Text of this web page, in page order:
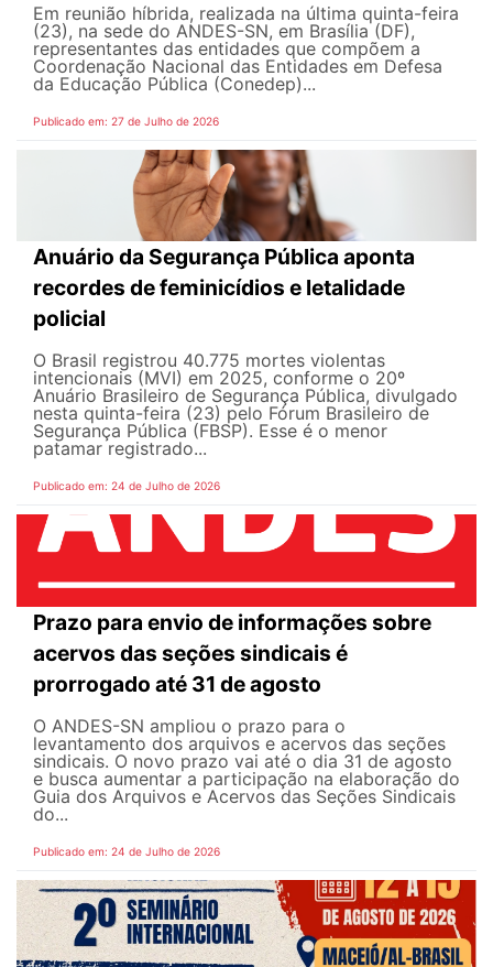
Em reunião híbrida, realizada na última quinta-feira
(23), na sede do ANDES-SN, em Brasília (DF),
representantes das entidades que compõem a
Coordenação Nacional das Entidades em Defesa
da Educação Pública (Conedep)...
Publicado em: 27 de Julho de 2026
Anuário da Segurança Pública aponta
recordes de feminicídios e letalidade
policial
O Brasil registrou 40.775 mortes violentas
intencionais (MVI) em 2025, conforme o 20º
Anuário Brasileiro de Segurança Pública, divulgado
nesta quinta-feira (23) pelo Fórum Brasileiro de
Segurança Pública (FBSP). Esse é o menor
patamar registrado...
Publicado em: 24 de Julho de 2026
Prazo para envio de informações sobre
acervos das seções sindicais é
prorrogado até 31 de agosto
O ANDES-SN ampliou o prazo para o
levantamento dos arquivos e acervos das seções
sindicais. O novo prazo vai até o dia 31 de agosto
e busca aumentar a participação na elaboração do
Guia dos Arquivos e Acervos das Seções Sindicais
do...
Publicado em: 24 de Julho de 2026